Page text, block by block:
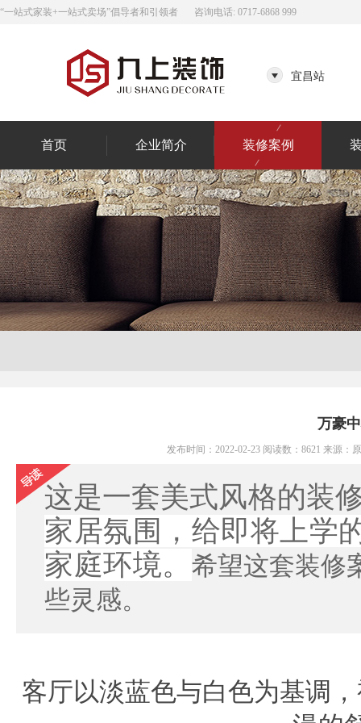
“一站式家装+一站式卖场”倡导者和引领者 咨询电话: 0717-6868 999
宜昌站
首页 企业简介 装修案例
万豪
发布时间：2022-02-23 阅读数：8621 来源
这是一套美式风格的装
家居氛围，给即将上学
家庭环境。 希望这套装修
些灵感。
客厅以淡蓝色与白色为基调